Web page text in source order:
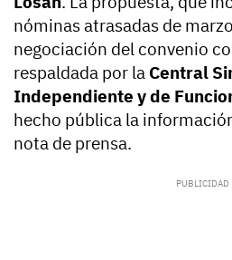
nóminas atrasadas de
negociación del convenio
respaldada por la Central
Independiente y de
hecho pública la
nota de prensa.